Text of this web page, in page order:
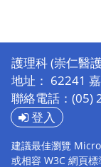
護理科 (崇仁醫
地址： 62241
聯絡電話：(05)
登入
建議最佳瀏覽
或相容 W3C 網頁